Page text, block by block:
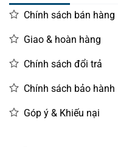
Chính sách bán hàng
Giao & hoàn hàng
Chính sách đổi trả
Chính sách bảo hành
Góp ý & Khiếu nại